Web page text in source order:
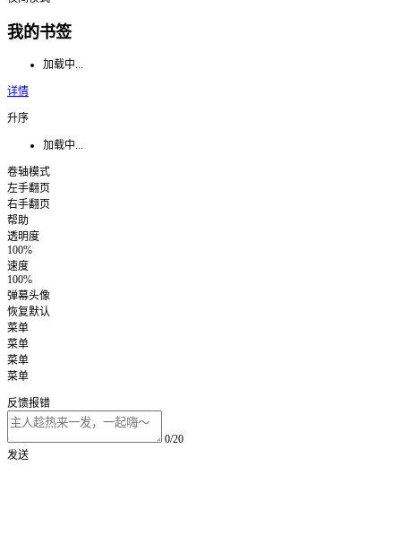
我的书签
加载中...
详情
升序
加载中...
卷轴模式
左手翻页
右手翻页
帮助
透明度
100%
速度
100%
弹幕头像
恢复默认
菜单
菜单
菜单
菜单
反馈报错
0/20
发送